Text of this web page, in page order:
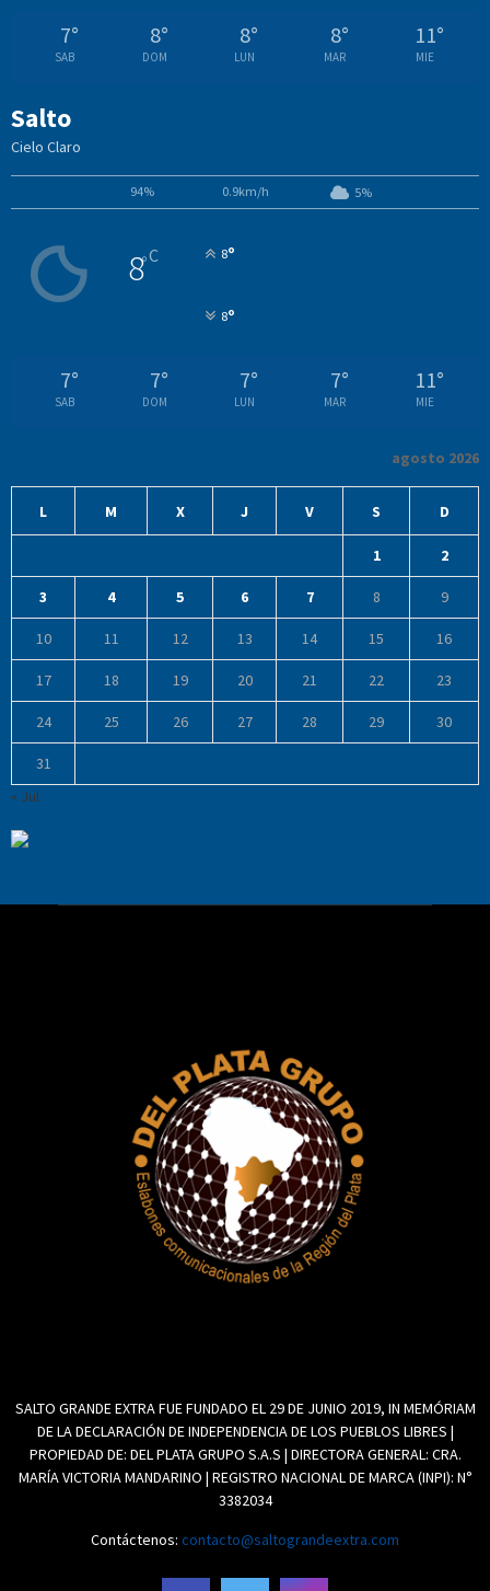
7°
SAB
8°
DOM
8°
LUN
8°
MAR
11°
MIE
Salto
Cielo Claro
94% 0.9km/h 5%
8°C 8°
8°
7°
SAB
7°
DOM
7°
LUN
7°
MAR
11°
MIE
agosto 2026
L M X J V S D
1 2
3 4 5 6 7 8 9
10 11 12 13 14 15 16
17 18 19 20 21 22 23
24 25 26 27 28 29 30
31
« Jul
SALTO GRANDE EXTRA FUE FUNDADO EL 29 DE JUNIO 2019, IN MEMÓRIAM
DE LA DECLARACIÓN DE INDEPENDENCIA DE LOS PUEBLOS LIBRES |
PROPIEDAD DE: DEL PLATA GRUPO S.A.S | DIRECTORA GENERAL: CRA.
MARÍA VICTORIA MANDARINO | REGISTRO NACIONAL DE MARCA (INPI): N°
3382034
Contáctenos: contacto@saltograndeextra.com